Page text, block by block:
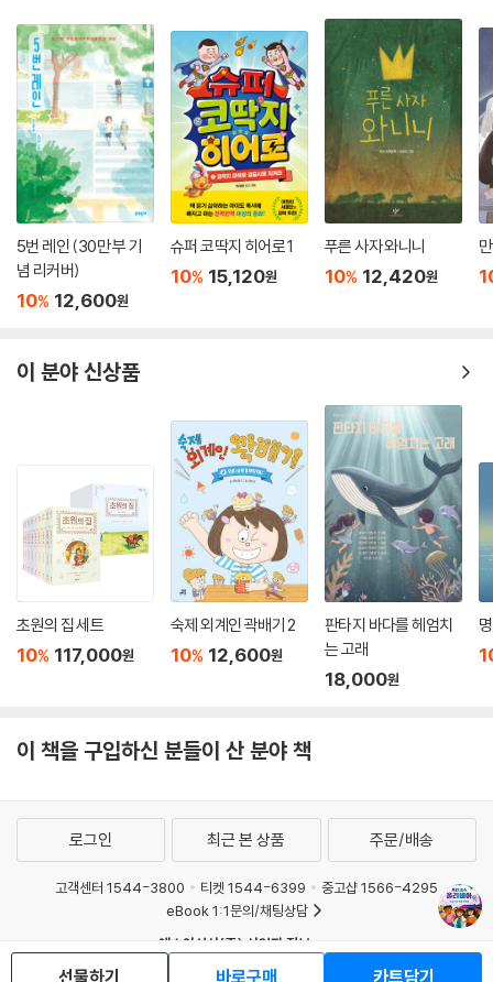
5번 레인 (30만 부 기
념 리커버)
10% 12,600원
슈퍼 코딱지 히어로 1
10% 15,120원
푸른 사자 와니니
10% 12,420원
이 분야 신상품
초원의 집 세트
10% 117,000원
숙제 외계인 곽배기 2
10% 12,600원
판타지 바다를 헤엄치
는 고래
18,000원
이 책을 구입하신 분들이 산 분야 책
선물하기 바로구매 카트담기
로그인 최근 본 상품 주문/배송
고객센터 1544-3800 티켓 1544-6399
중고샵 1566-4295
eBook 1:1문의/채팅상담
예스이십사(주) 사업자 정보
개인정보처리방침 청소년보호정책